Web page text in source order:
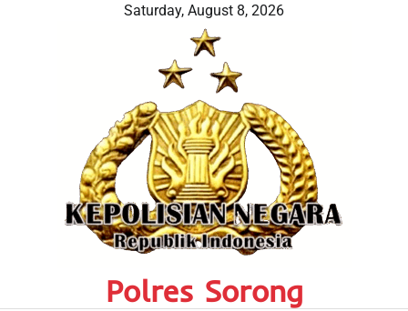
Saturday, August 8, 2026
Polres Sorong